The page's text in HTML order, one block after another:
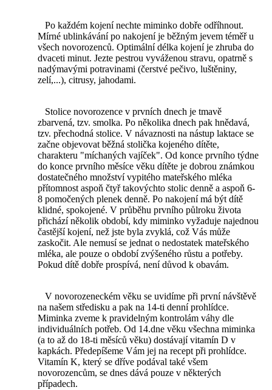
Po každém kojení nechte miminko dobře odříhnout.
Mírné ublinkávání po nakojení je běžným jevem téměř u
všech novorozenců. Optimální délka kojení je zhruba do
dvaceti minut. Jezte pestrou vyváženou stravu, opatrně s
nadýmavými potravinami (čerstvé pečivo, luštěniny,
zelí,...), citrusy, jahodami.
Stolice novorozence v prvních dnech je tmavě
zbarvená, tzv. smolka. Po několika dnech pak hnědavá,
tzv. přechodná stolice. V návaznosti na nástup laktace se
začne objevovat běžná stolička kojeného dítěte,
charakteru "míchaných vajíček". Od konce prvního týdne
do konce prvního měsíce věku dítěte je dobrou známkou
dostatečného množství vypitého mateřského mléka
přítomnost aspoň čtyř takovýchto stolic denně a aspoň 6-
8 pomočených plenek denně. Po nakojení má být dítě
klidné, spokojené. V průběhu prvního půlroku života
přichází několik období, kdy miminko vyžaduje najednou
častější kojení, než jste byla zvyklá, což Vás může
zaskočit. Ale nemusí se jednat o nedostatek mateřského
mléka, ale pouze o období zvýšeného růstu a potřeby.
Pokud dítě dobře prospívá, není důvod k obavám.
V novorozeneckém věku se uvidíme při první návštěvě
na našem středisku a pak na 14-ti denní prohlídce.
Miminka zveme k pravidelným kontrolám váhy dle
individuálních potřeb. Od 14.dne věku všechna miminka
(a to až do 18-ti měsíců věku) dostávají vitamín D v
kapkách. Předepíšeme Vám jej na recept při prohlídce.
Vitamín K, který se dříve podával také všem
novorozencům, se dnes dává pouze v některých
případech.